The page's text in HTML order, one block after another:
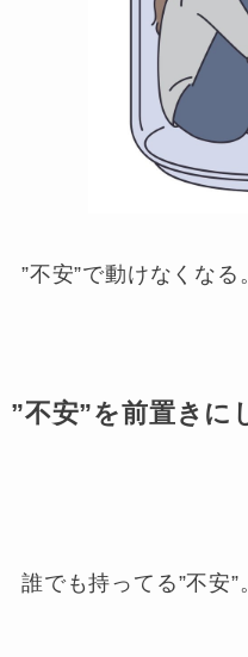
”不安”で動けなくなる
”不安”を前置きに
誰でも持ってる”不安”